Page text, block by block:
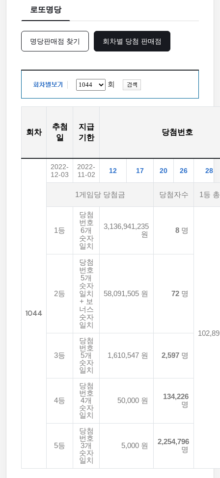
로또명당
명당판매점 찾기 회차별 당첨 판매점
회
회차
추첨
일
지급
기한
당첨번호
1044
2022-
12-03
2022-
11-02
12 17 20 26 28
1게임당 당첨금 당첨자수 1등
1등
당첨
번호
6개
숫자
일치
3,136,941,235
원
8 명
2등
당첨
번호
5개
숫자
일치
+ 보
너스
숫자
일치
58,091,505 원 72 명
3등
당첨
번호
5개
숫자
일치
1,610,547 원 2,597 명
4등
당첨
번호
4개
숫자
일치
50,000 원
134,226
명
5등
당첨
번호
3개
숫자
일치
5,000 원
2,254,796
명